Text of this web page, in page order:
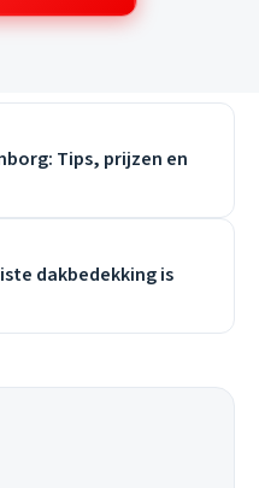
Tips, prijzen en
dakbedekking is